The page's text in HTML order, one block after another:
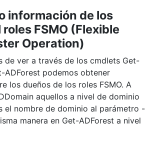
información de los
FSMO (Flexible
Operation)
de ver a través de los cmdlets Get-
ADForest podemos obtener
los dueños de los roles FSMO. A
aquellos a nivel de dominio
el nombre de dominio al parámetro -
manera en Get-ADForest a nivel